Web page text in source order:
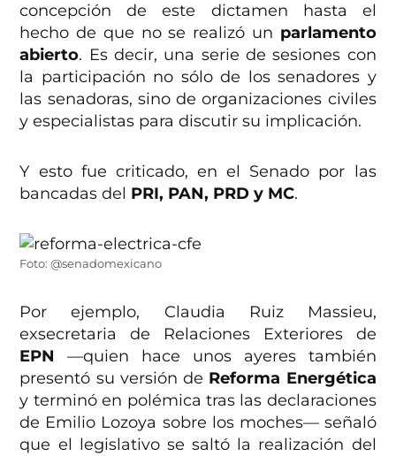
concepción de este dictamen hasta el
hecho de que no se realizó un parlamento
abierto. Es decir, una serie de sesiones con
la participación no sólo de los senadores y
las senadoras, sino de organizaciones civiles
y especialistas para discutir su implicación.
Y esto fue criticado, en el Senado por las
bancadas del PRI, PAN, PRD y MC.
Foto: @senadomexicano
Por ejemplo, Claudia Ruiz Massieu,
exsecretaria de Relaciones Exteriores de
EPN
—quien hace unos ayeres también
presentó su versión de Reforma Energética
y terminó en polémica tras las declaraciones
de Emilio Lozoya sobre los moches— señaló
que el legislativo se saltó la realización del